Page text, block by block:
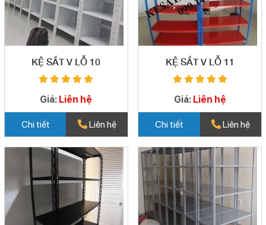
KỆ SẮT V LỖ 10
Giá: Liên hệ
Chi tiết Liên hệ
KỆ SẮT V LỖ 11
Giá: Liên hệ
Chi tiết Liên hệ